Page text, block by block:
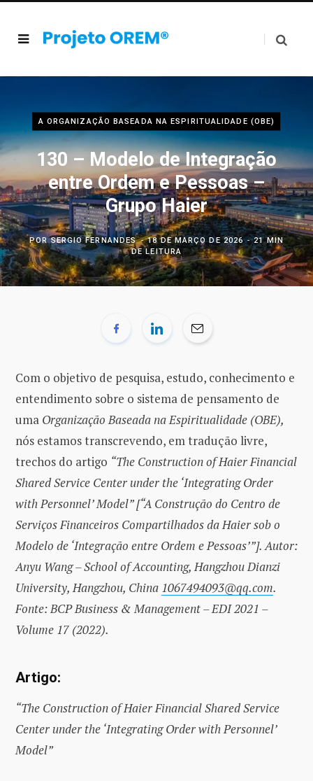
A ORGANIZAÇÃO BASEADA NA ESPIRITUALIDADE (OBE)
130 – Modelo de Integração
entre Ordem e Pessoas –
Grupo Haier
PORSERGIO FERNANDES 18 DE MARÇO DE 2026
21 MIN
DE LEITURA
Com o objetivo de pesquisa, estudo, conhecimento e
entendimento sobre o sistema de pensamento de
uma Organização Baseada na Espiritualidade (OBE),
nós estamos transcrevendo, em tradução livre,
trechos do artigo “The Construction of Haier Financial
Shared Service Center under the ‘Integrating Order
with Personnel’ Model” [“A Construção do Centro de
Serviços Financeiros Compartilhados da Haier sob o
Modelo de ‘Integração entre Ordem e Pessoas’”].Autor:
Anyu Wang – School of Accounting, Hangzhou Dianzi
University, Hangzhou, China 1067494093@qq.com.
Fonte: BCP Business & Management – EDI 2021 –
Volume 17 (2022).
Artigo:
“The Construction of Haier Financial Shared Service
Center under the ‘Integrating Order with Personnel’
Model”